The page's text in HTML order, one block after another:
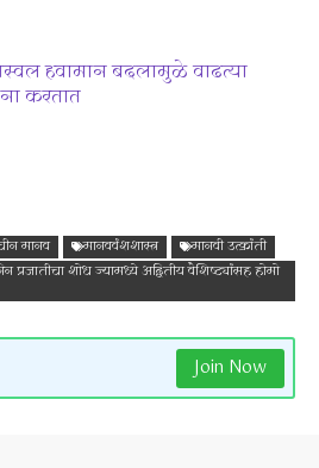
हवामान बदलामुळे वाढत्या
करतात
मानव मानववंशशास्त्र
मानवी उत्क्रांती
प्रजातीचा शोध ज्यामध्ये अद्वितीय वैशिष्ट्यांसह होमो
Join Now